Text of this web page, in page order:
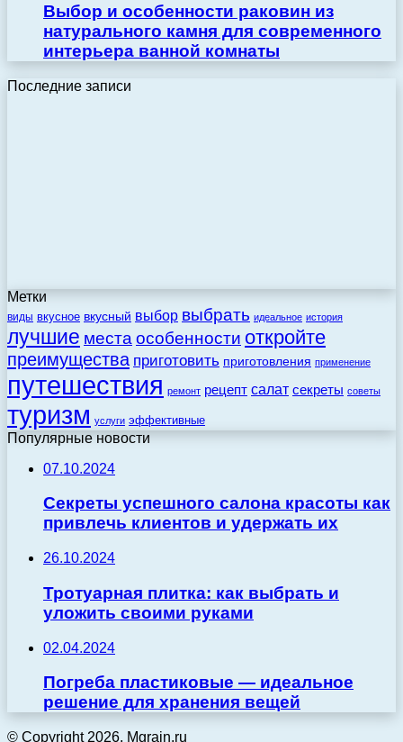
Выбор и особенности раковин из
натурального камня для современного
интерьера ванной комнаты
Последние записи
Метки
виды вкусное вкусный выбор выбрать идеальное история
лучшие места особенности откройте
преимущества приготовить приготовления применение
путешествия ремонт рецепт салат секреты советы
туризм услуги эффективные
Популярные новости
07.10.2024
Секреты успешного салона красоты как
привлечь клиентов и удержать их
26.10.2024
Тротуарная плитка: как выбрать и
уложить своими руками
02.04.2024
Погреба пластиковые — идеальное
решение для хранения вещей
© Copyright 2026, Mgrain.ru